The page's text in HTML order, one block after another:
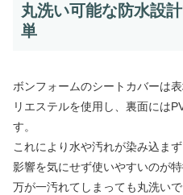
丸洗い可能な防水設
単
ボンフォームのシートカバーは
リエステルを使用し、裏面には
す。
これにより水や汚れが染み込ま
影響を気にせず使いやすいのが特
万が一汚れてしまっても丸洗い